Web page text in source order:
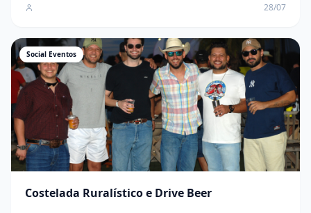
28/07
Social Eventos
Costelada Ruralístico e Drive Beer